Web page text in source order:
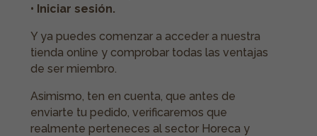
• Iniciar sesión.
Y ya puedes comenzar a acceder a nuestra
tienda online y comprobar todas las ventajas
de ser miembro.
Asimismo, ten en cuenta, que antes de
enviarte tu pedido, verificaremos que
realmente perteneces al sector Horeca y